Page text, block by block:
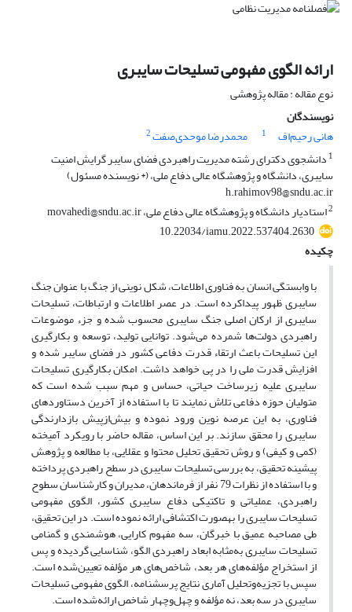
ارائه الگوی مفهومی تسلیحات سایبری
نوع مقاله : مقاله پژوهشی
نویسندگان
هانی رحیم‌اف
1 محمدرضا موحدی‌صفت2
1 دانشجوی دکترای رشته مدیریت راهبردی فضای سایبر گرایش امنیت
سایبری، دانشگاه و پژوهشگاه عالی دفاع ملی، (* نویسنده مسئول)
h.rahimov98@sndu.ac.ir
2استادیار دانشگاه و پژوهشگاه عالی دفاع ملی، movahedi@sndu.ac.ir
10.22034/iamu.2022.537404.2630
چکیده
با وابستگی انسان به فناوری اطلاعات، شکل نوینی از جنگ با عنوان جنگ
سایبری ظهور پیداکرده است. در عصر اطلاعات و ارتباطات، تسلیحات
سایبری از ارکان اصلی جنگ سایبری محسوب شده و جزء موضوعات
راهبردی دولت‌ها شمرده می‌شود. توانایی تولید، توسعه و بکارگیری
این تسلیحات باعث ارتقاء قدرت دفاعی کشور در فضای سایبر شده و
افزایش قدرت ملی را در پی خواهد داشت. امکان بکارگیری تسلیحات
سایبری علیه زیرساخت حیاتی، حساس و مهم سبب شده است که
متولیان حوزه دفاعی تلاش نمایند تا با استفاده از آخرین دستاوردهای
فناوری، به این عرصه نوین ورود نموده و بیش‌ازپیش بازدارندگی
سایبری را محقق سازند. بر این اساس، مقاله حاضر با رویکرد آمیخته
(کمی و کیفی) و روش تحقیق تحلیل محتوا و عقلایی، با مطالعه و پژوهش
پیشینه تحقیق، به بررسی تسلیحات سایبری در سطح راهبردی پرداخته
و با استفاده از نظرات 79 نفر از فرماندهان، مدیران و کارشناسان سطوح
راهبردی، عملیاتی و تاکتیکی دفاع سایبری کشور، الگوی مفهومی
تسلیحات سایبری را به­صورت اکتشافی ارائه نموده است. در این تحقیق،
طی مصاحبه عمیق با خبرگان، سه مفهوم کارایی، هوشمندی و گمنامی
تسلیحات سایبری به‌مثابه ابعاد راهبردی الگو، شناسایی گردیده و پس
از استخراج مؤلفه‌های هر بعد، شاخص‌های هر مؤلفه تعیین‌شده است.
سپس با تجزیه‌وتحلیل آماری نتایج پرسشنامه، الگوی مفهومی تسلیحات
سایبری در سه بعد، نه مؤلفه و چهل‌وچهار شاخص ارائه‌شده است.